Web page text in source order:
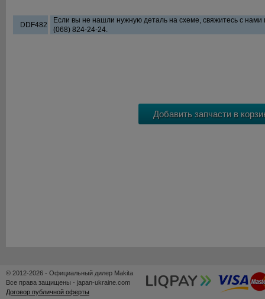
DDF482
Если вы не нашли нужную деталь на схеме, свяжитесь с
(068) 824-24-24.
© 2012-2026 - Официальный дилер Makita
Все права защищены - japan-ukraine.com
Договор публичной оферты